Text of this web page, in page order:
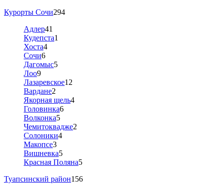
Курорты Сочи294
Адлер41
Кудепста1
Хоста4
Сочи6
Дагомыс5
Лоо9
Лазаревское12
Вардане2
Якорная щель4
Головинка6
Волконка5
Чемитоквадже2
Солоники4
Макопсе3
Вишневка5
Красная Поляна5
Туапсинский район156